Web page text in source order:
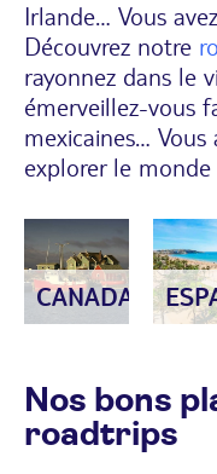
Irlande… Vous
Découvrez notre
rayonnez dans le
émerveillez-vous
mexicaines…
explorer le
CANADA
Nos bons
roadtrips